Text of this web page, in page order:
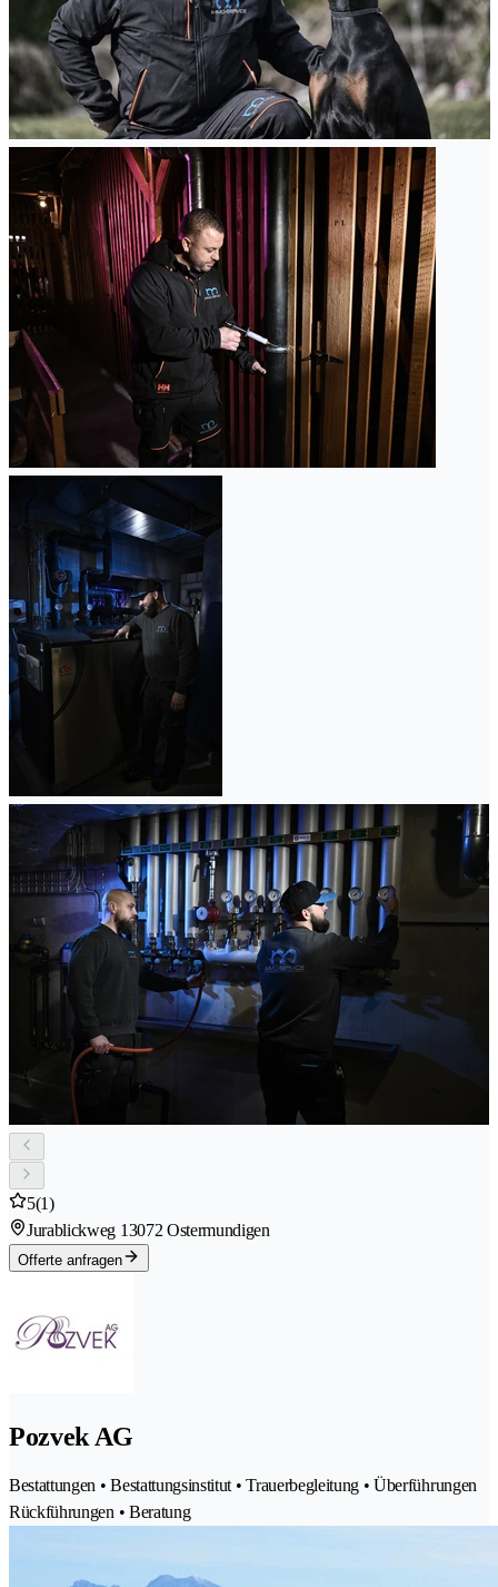
5(1)
Jurablickweg 13072 Ostermundigen
Offerte anfragen
Pozvek AG
Bestattungen • Bestattungsinstitut • Trauerbegleitung • Überführungen
Rückführungen • Beratung